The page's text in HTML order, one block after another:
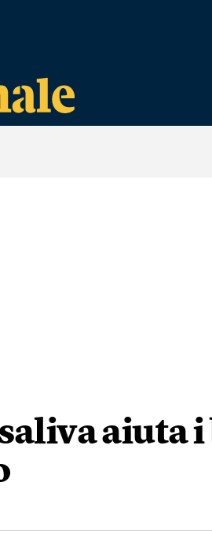
aiuta